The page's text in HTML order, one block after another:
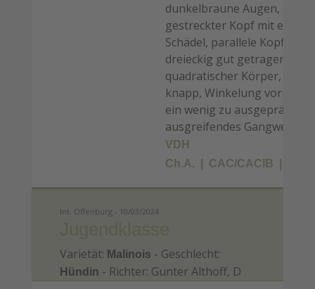
dunkelbraune Augen,
gestreckter Kopf mit etwas
Schädel, parallele Kopflinie,
dreieckig gut getragene
quadratischer Körper,
knapp, Winkelung vorne
ein wenig zu ausgeprägt,
ausgreifendes Gangwerk
VDH
Ch.A.
CAC/CACIB
Int. Offenburg - 10/03/2024
Varietät: Malinois - Geschlecht:
Hündin - Richter: Gunter Althoff, D